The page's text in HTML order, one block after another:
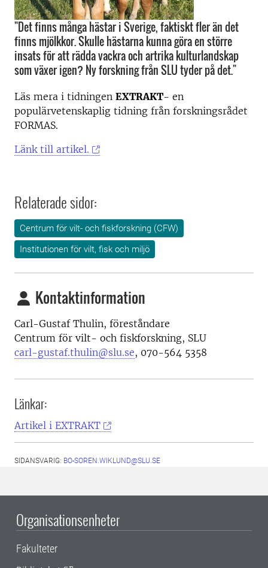
"Det finns många hästar i Sverige, faktiskt fler än det
finns mjölkkor. Skulle hästarna kunna göra en större
insats för att rädda vackra och artrika kulturlandskap
som växer igen? Ny forskning från SLU tyder på det."
Läs mera i tidningen EXTRAKT- en
populärvetenskaplig tidning från forskningsrådet
FORMAS.
Länk till artikel.
Relaterade sidor:
Centrum för vilt- och fiskforskning (CFW)
Institutionen för vilt, fisk och miljö
Kontaktinformation
Carl-Gustaf Thulin, föreståndare
Centrum för vilt- och fiskforskning, SLU
carl-gustaf.thulin@slu.se, 070-564 5358
Länkar:
Artikel i EXTRAKT
SIDANSVARIG: BO-SOREN.WIKLUND@SLU.SE
Organisationsenheter
Fakulteter